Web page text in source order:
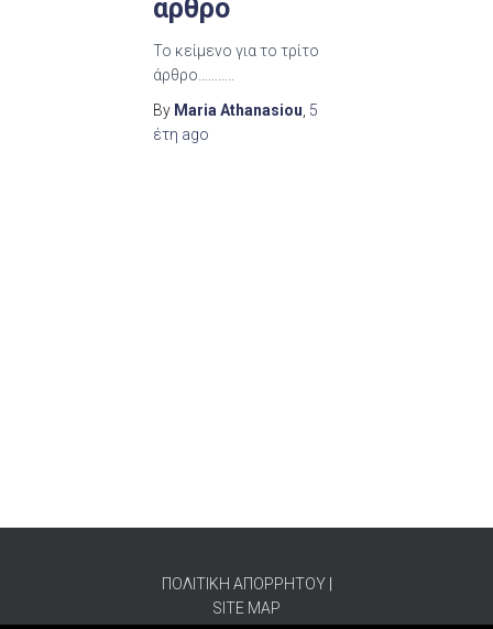
άρθρο
Το κείμενο για το τρίτο
άρθρο………..
By Maria Athanasiou 5
έτη ago
ΠΟΛΙΤΙΚΗ ΑΠΟΡΡΗΤΟΥ|
SITE MAP